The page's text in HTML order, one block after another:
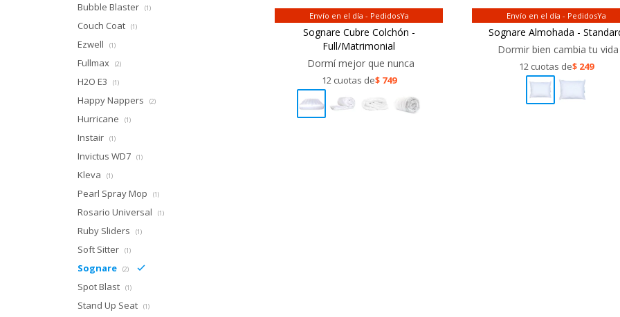
Envío en el día - PedidosYa
Sognare Cubre Colchón -
Full/Matrimonial
Dormí mejor que nunca
12 cuotas de$ 749
Envío en el día - PedidosYa
Sognare Almohada -
Dormir bien cambia tu vida
12 cuotas de$ 249
Bubble Blaster (1)
Couch Coat (1)
Ezwell (1)
Fullmax (2)
H2O E3 (1)
Happy Nappers (2)
Hurricane (1)
Instair (1)
Invictus WD7 (1)
Kleva (1)
Pearl Spray Mop (1)
Rosario Universal (1)
Ruby Sliders (1)
Soft Sitter (1)
Sognare (2)
Spot Blast (1)
Stand Up Seat (1)